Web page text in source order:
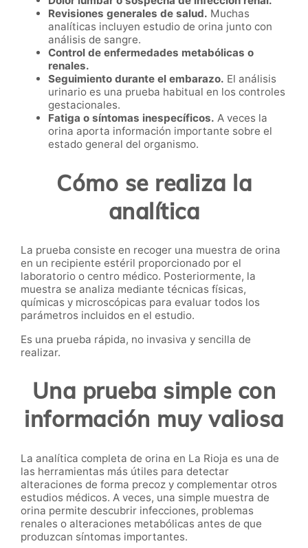
Revisiones generales de salud. Muchas
analíticas incluyen estudio de orina junto con
análisis de sangre.
Control de enfermedades metabólicas o
renales.
Seguimiento durante el embarazo. El análisis
urinario es una prueba habitual en los controles
gestacionales.
Fatiga o síntomas inespecíficos. A veces la
orina aporta información importante sobre el
estado general del organismo.
Cómo se realiza la
analítica
La prueba consiste en recoger una muestra de orina
en un recipiente estéril proporcionado por el
laboratorio o centro médico. Posteriormente, la
muestra se analiza mediante técnicas físicas,
químicas y microscópicas para evaluar todos los
parámetros incluidos en el estudio.
Es una prueba rápida, no invasiva y sencilla de
realizar.
Una prueba simple con
información muy valiosa
La analítica completa de orina en La Rioja es una de
las herramientas más útiles para detectar
alteraciones de forma precoz y complementar otros
estudios médicos. A veces, una simple muestra de
orina permite descubrir infecciones, problemas
renales o alteraciones metabólicas antes de que
produzcan síntomas importantes.